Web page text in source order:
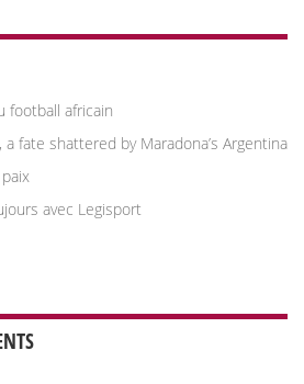
football africain
fate shattered by Maradona’s Argentina
avec Legisport